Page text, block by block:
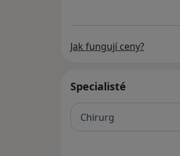
Jak fungují ceny?
Specialisté
Chirurg